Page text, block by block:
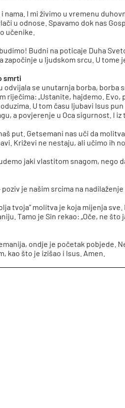
nama. I mi živimo u vremenu
u odnose. Spavamo dok nas
učenike.
Budni na poticaje Duha
započinje u ljudskom srcu. U
smrti
odvijala se unutarnja borba, borba
riječima: „Ustanite, hajdemo. Evo,
U tom času ljubavi Isus
a povjerenje u Oca sigurnost. I
put. Getsemani nas uči da
Križevi ne nestaju, ali učimo ih
jaki vlastitom snagom, nego
poziv je našim srcima na
tvoja” molitva je koja mijenja
Tamo je Sin rekao: „Oče, ne
ondje je početak pobjede.
kao što je izišao i Isus. Amen.